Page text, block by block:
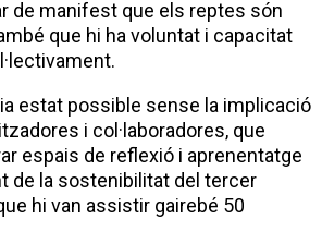
de manifest que els reptes són
que hi ha voluntat i capacitat
estat possible sense la implicació
i col·laboradores, que
espais de reflexió i aprenentatge
de la sostenibilitat del tercer
hi van assistir gairebé 50